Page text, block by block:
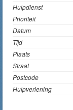
Hulpdienst
Prioriteit
Datum
Tijd
Plaats
Straat
Postcode
Hulpverlening